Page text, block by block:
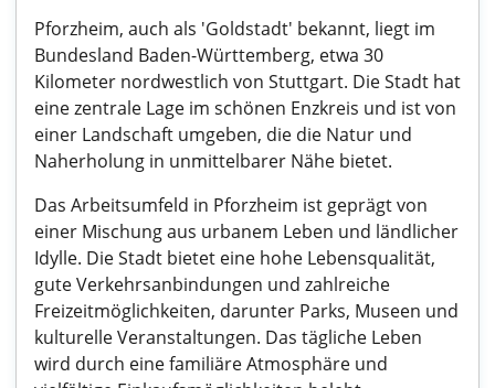
Pforzheim, auch als 'Goldstadt' bekannt, liegt im
Bundesland Baden-Württemberg, etwa 30
Kilometer nordwestlich von Stuttgart. Die Stadt hat
eine zentrale Lage im schönen Enzkreis und ist von
einer Landschaft umgeben, die die Natur und
Naherholung in unmittelbarer Nähe bietet.
Das Arbeitsumfeld in Pforzheim ist geprägt von
einer Mischung aus urbanem Leben und ländlicher
Idylle. Die Stadt bietet eine hohe Lebensqualität,
gute Verkehrsanbindungen und zahlreiche
Freizeitmöglichkeiten, darunter Parks, Museen und
kulturelle Veranstaltungen. Das tägliche Leben
wird durch eine familiäre Atmosphäre und